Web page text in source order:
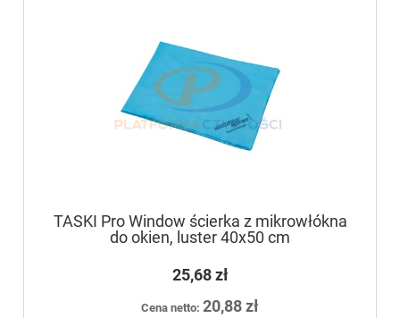
TASKI Pro Window ścierka z mikrowłókna
do okien, luster 40x50 cm
25,68 zł
Cena netto: 20,88 zł